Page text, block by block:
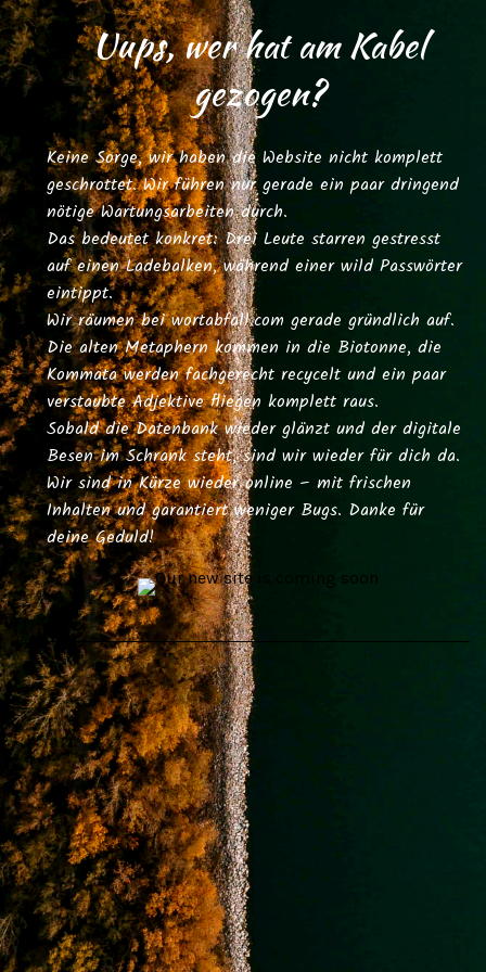
Uups, wer hat am Kabel
gezogen?
Keine Sorge, wir haben die Website nicht komplett
geschrottet. Wir führen nur gerade ein paar dringend
nötige Wartungsarbeiten durch.
Das bedeutet konkret: Drei Leute starren gestresst
auf einen Ladebalken, während einer wild Passwörter
eintippt.
Wir räumen beiwortabfall.com gerade gründlich auf.
Die alten Metaphern kommen in die Biotonne, die
Kommata werden fachgerecht recycelt und ein paar
verstaubte Adjektive fliegen komplett raus.
Sobald die Datenbank wieder glänzt und der digitale
Besen im Schrank steht, sind wir wieder für dich da.
Wir sind in Kürze wieder online – mit frischen
Inhalten und garantiert weniger Bugs. Danke für
deine Geduld!